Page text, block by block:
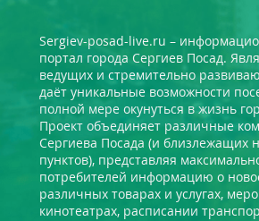
Sergiev-posad-live.ru –
портал города Сергиев Посад.
ведущих и стремительно
даёт уникальные возможности
полной мере окунуться в жизнь
Проект объединяет различные
Сергиева Посада (и близлежащих
пунктов), представляя
потребителей информацию о
различных товарах и услугах,
кинотеатрах, расписании